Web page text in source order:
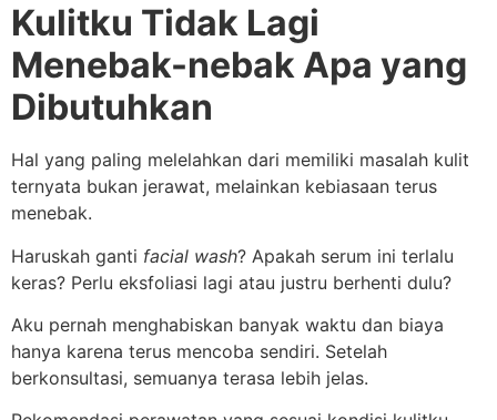
Kulitku Tidak Lagi
Menebak-nebak Apa yang
Dibutuhkan
Hal yang paling melelahkan dari memiliki masalah kulit
ternyata bukan jerawat, melainkan kebiasaan terus
menebak.
Haruskah ganti facial wash? Apakah serum ini terlalu
keras? Perlu eksfoliasi lagi atau justru berhenti dulu?
Aku pernah menghabiskan banyak waktu dan biaya
hanya karena terus mencoba sendiri. Setelah
berkonsultasi, semuanya terasa lebih jelas.